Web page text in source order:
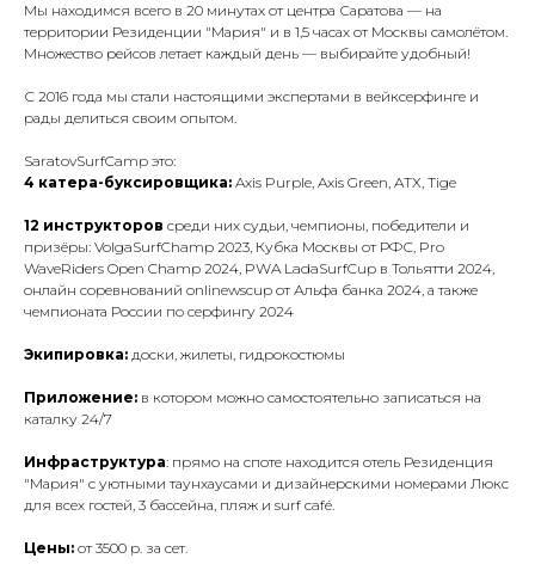
Мы находимся всего в 20 минутах от центра Саратова — на
территории Резиденции "Мария" и в 1,5 часах от Москвы самолётом.
Множество рейсов летает каждый день — выбирайте удобный!
С 2016 года мы стали настоящими экспертами в вейксерфинге и
рады делиться своим опытом.
SaratovSurfCamp это:
4 катера-буксировщика: Axis Purple, Axis Green, ATX, Tige
12 инструкторов среди них судьи, чемпионы, победители и
призёры: VolgaSurfChamp 2023, Кубка Москвы от РФС, Pro
WaveRiders Open Champ 2024, PWA LadaSurfCup в Тольятти 2024,
онлайн соревнований onlinewscup от Альфа банка 2024, а также
чемпионата России по серфингу 2024
Экипировка: доски, жилеты, гидрокостюмы
Приложение: в котором можно самостоятельно записаться на
каталку 24/7
Инфраструктура: прямо на споте находится отель Резиденция
"Мария" с уютными таунхаусами и дизайнерскими номерами Люкс
для всех гостей, 3 бассейна, пляж и surf café.
Цены: от 3500 р. за сет.